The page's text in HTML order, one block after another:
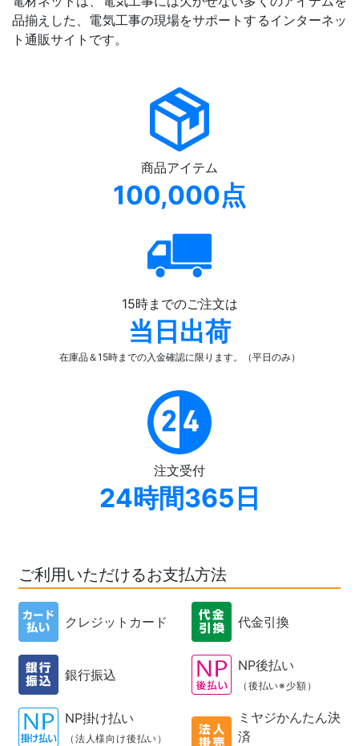
品揃えした、電気工事の現場をサポートするインターネッ
ト通販サイトです。
商品アイテム
100,000点
15時までのご注文は
当日出荷
在庫品＆15時までの入金確認に限ります。（平日のみ）
注文受付
24時間365日
ご利用いただけるお支払方法
クレジットカード 代金引換
銀行振込
NP後払い
（後払い※少額）
NP掛け払い
（法人様向け後払い）
ミヤジかんたん決
済